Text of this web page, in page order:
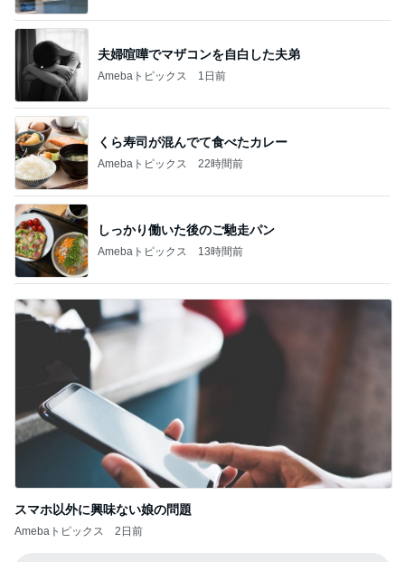
夫婦喧嘩でマザコンを自白した夫弟
Amebaトピックス 1日前
くら寿司が混んでて食べたカレー
Amebaトピックス 22時間前
しっかり働いた後のご馳走パン
Amebaトピックス 13時間前
スマホ以外に興味ない娘の問題
Amebaトピックス 2日前